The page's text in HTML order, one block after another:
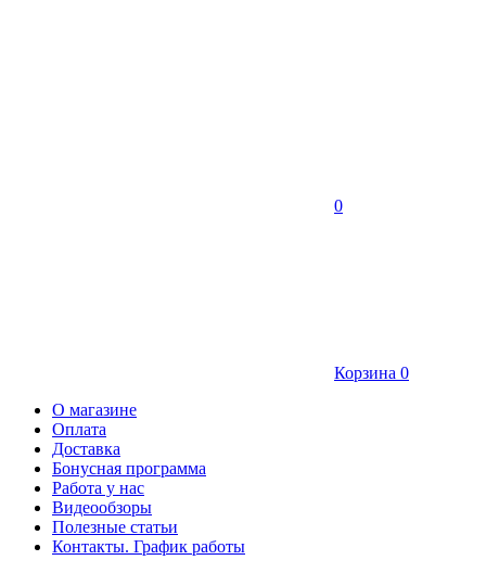
0
Корзина 0
О магазине
Оплата
Доставка
Бонусная программа
Работа у нас
Видеообзоры
Полезные статьи
Контакты. График работы